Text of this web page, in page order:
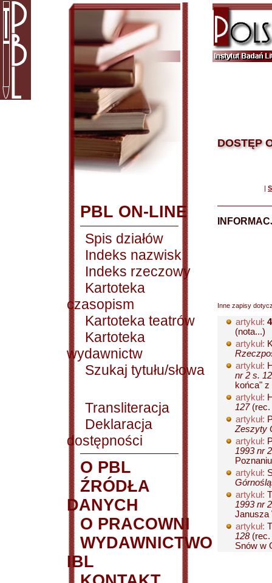
PBL ON-LINE
Spis działów
Indeks nazwisk
Indeks rzeczowy
Kartoteka
czasopism
Kartoteka teatrów
Kartoteka
wydawnictw
Szukaj tytułu/słowa
Transliteracja
Deklaracja
dostępności
O PBL
ŹRÓDŁA
DANYCH
O PRACOWNI
WYDAWNICTWO
IBL
DOSTĘP
|
Inne zapisy
artykuł:
(nota...)
artykuł:
artykuł:
nr 2 s.
końca" z
artykuł:
127(rec.
artykuł:
Zeszyty
artykuł:
1993 nr
artykuł:
artykuł:
1993 nr
Janusza
artykuł:
128(rec.
Snów w